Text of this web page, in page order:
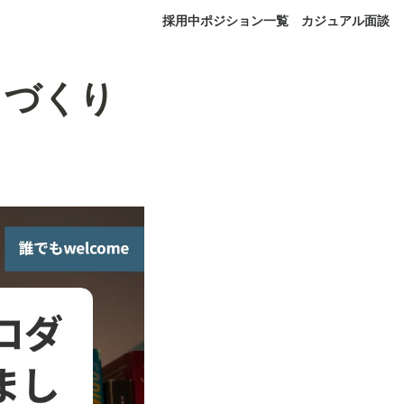
採用中ポジション一覧 カジュアル面談
くり